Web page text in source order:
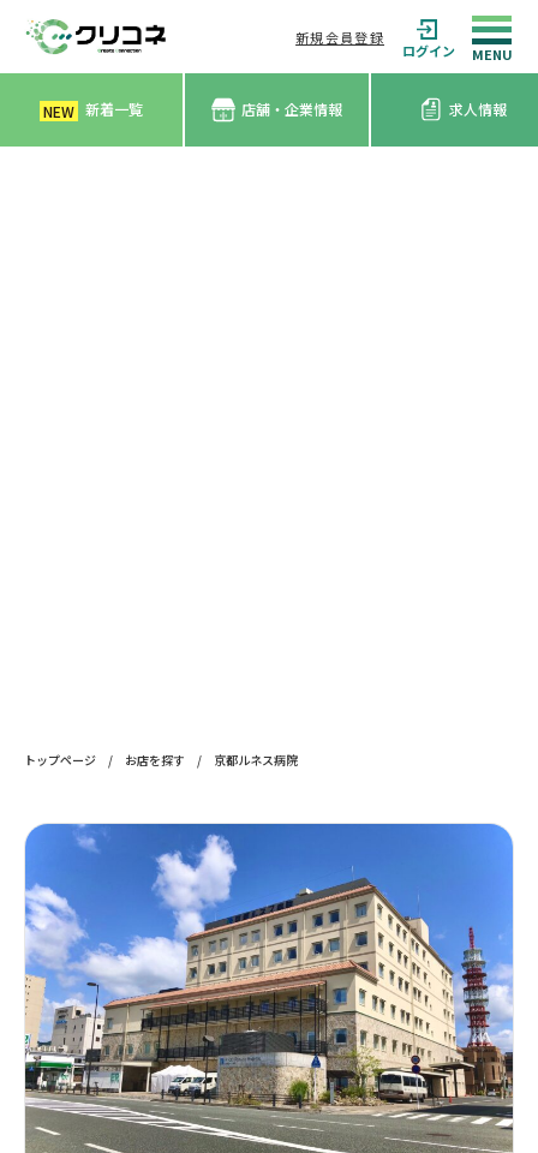
新規会員登録
ログイン
NEW 新着一覧 店舗・企業情報 求人情報
トップページ / お店を探す / 京都ルネス病院